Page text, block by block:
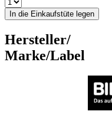
In die Einkaufstüte legen
Hersteller/
Marke/Label